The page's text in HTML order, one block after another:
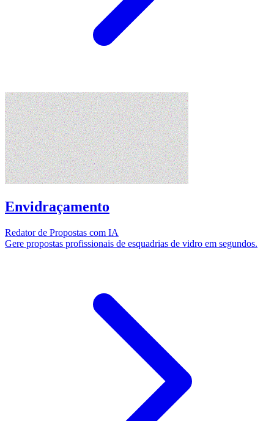
Envidraçamento
Redator de Propostas com IA
Gere propostas profissionais de esquadrias de vidro em segundos.